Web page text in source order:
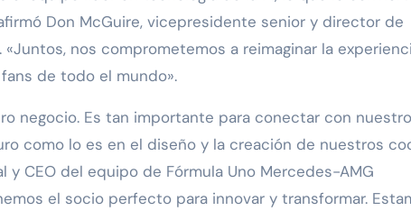
Don McGuire, vicepresidente senior y director de
nos comprometemos a reimaginar la
de todo el mundo».
negocio. Es tan importante para conectar con
como lo es en el diseño y la creación de nuestros
y CEO del equipo de Fórmula Uno Mercedes-AMG
el socio perfecto para innovar y transformar.